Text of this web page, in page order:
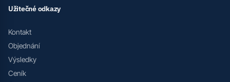
Užitečné odkazy
Kontakt
Objednání
Výsledky
Ceník